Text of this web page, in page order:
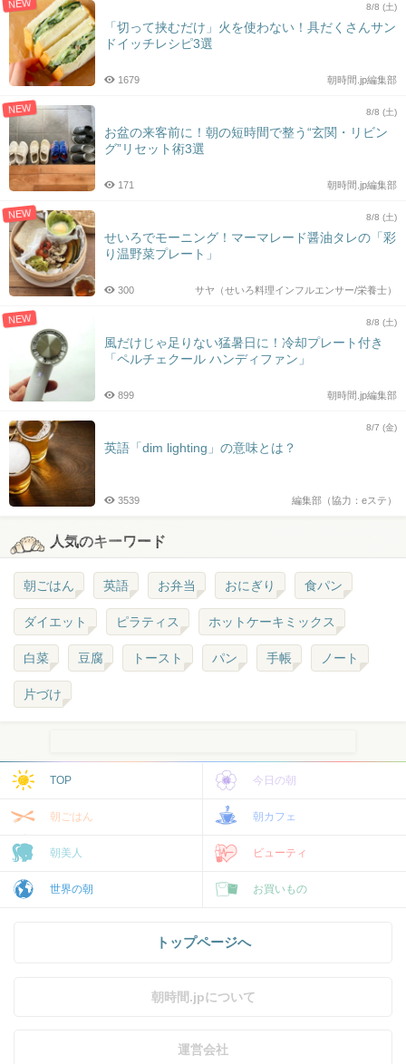
NEW 8/8 (土)
「切って挟むだけ」火を使わない！具だくさんサン
ドイッチレシピ3選
朝時間.jp編集部
1679
NEW 8/8 (土)
お盆の来客前に！朝の短時間で整う“玄関・リビン
グ”リセット術3選
朝時間.jp編集部
171
NEW 8/8 (土)
せいろでモーニング！マーマレード醤油タレの「彩
り温野菜プレート」
サヤ（せいろ料理インフルエンサー/栄養士）
300
NEW 8/8 (土)
風だけじゃ足りない猛暑日に！冷却プレート付き
「ペルチェクール ハンディファン」
朝時間.jp編集部
899
8/7 (金)
英語「dim lighting」の意味とは？
編集部（協力：eステ）
3539
人気のキーワード
朝ごはん 英語 お弁当 おにぎり 食パン
ダイエット ピラティス ホットケーキミックス
白菜 豆腐 トースト パン 手帳 ノート
片づけ
TOP 今日の朝
朝ごはん 朝カフェ
朝美人 ビューティ
世界の朝 お買いもの
トップページへ
朝時間.jpについて
運営会社